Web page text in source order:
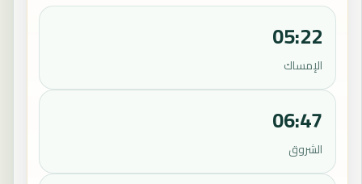
05:22
الإمساك
06:47
الشروق